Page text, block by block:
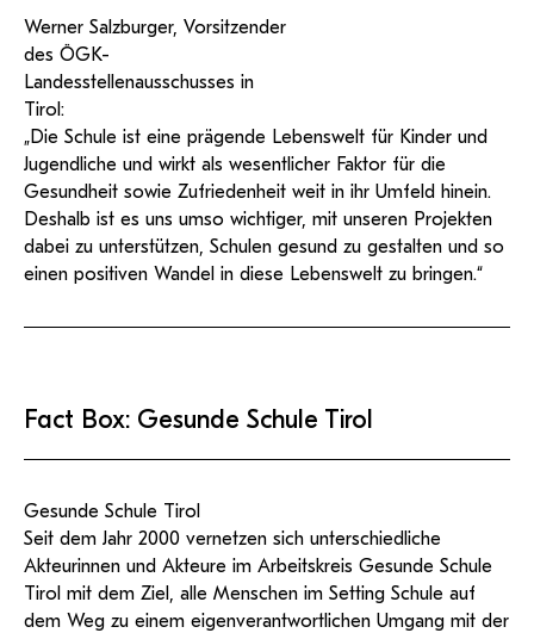
Werner Salzburger, Vorsitzender
des ÖGK-
Landesstellenausschusses in
Tirol:
„Die Schule ist eine prägende Lebenswelt für Kinder und
Jugendliche und wirkt als wesentlicher Faktor für die
Gesundheit sowie Zufriedenheit weit in ihr Umfeld hinein.
Deshalb ist es uns umso wichtiger, mit unseren Projekten
dabei zu unterstützen, Schulen gesund zu gestalten und so
einen positiven Wandel in diese Lebenswelt zu bringen.“
Fact Box: Gesunde Schule Tirol
Gesunde Schule Tirol
Seit dem Jahr 2000 vernetzen sich unterschiedliche
Akteurinnen und Akteure im Arbeitskreis Gesunde Schule
Tirol mit dem Ziel, alle Menschen im Setting Schule auf
dem Weg zu einem eigenverantwortlichen Umgang mit der